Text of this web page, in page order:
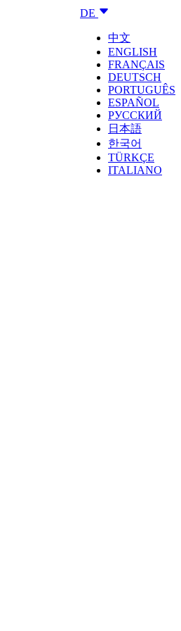
DE
中文
ENGLISH
FRANÇAIS
DEUTSCH
PORTUGUÊS
ESPAÑOL
РУССКИЙ
日本語
한국어
TÜRKÇE
ITALIANO